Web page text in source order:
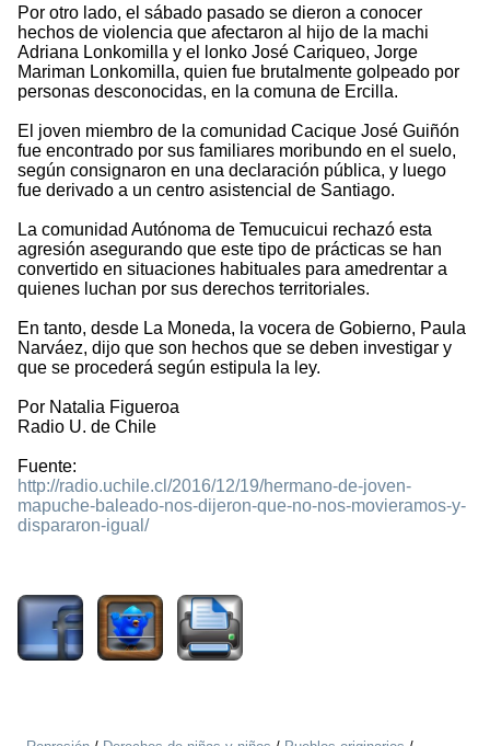
Por otro lado, el sábado pasado se dieron a conocer
hechos de violencia que afectaron al hijo de la machi
Adriana Lonkomilla y el lonko José Cariqueo, Jorge
Mariman Lonkomilla, quien fue brutalmente golpeado por
personas desconocidas, en la comuna de Ercilla.
El joven miembro de la comunidad Cacique José Guiñón
fue encontrado por sus familiares moribundo en el suelo,
según consignaron en una declaración pública, y luego
fue derivado a un centro asistencial de Santiago.
La comunidad Autónoma de Temucuicui rechazó esta
agresión asegurando que este tipo de prácticas se han
convertido en situaciones habituales para amedrentar a
quienes luchan por sus derechos territoriales.
En tanto, desde La Moneda, la vocera de Gobierno, Paula
Narváez, dijo que son hechos que se deben investigar y
que se procederá según estipula la ley.
Por Natalia Figueroa
Radio U. de Chile
Fuente:
http://radio.uchile.cl/2016/12/19/hermano-de-joven-
mapuche-baleado-nos-dijeron-que-no-nos-movieramos-y-
dispararon-igual/